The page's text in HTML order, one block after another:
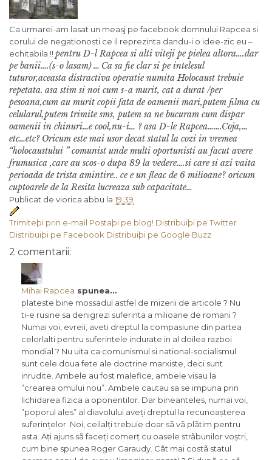
Ca urmarei-am lasat un measj pe facebook domnului Rapcea si
corului de negationosti ce il reprezinta dandu-i o idee-zic eu –
echitabila !! pentru D-l Rapcea si alti viteji pe pielea altora….dar
pe banii….(s-o lasam)… Ca sa fie clar si pe intelesul
tuturor,aceasta distractiva operatie numita Holocaust trebuie
repetata. asa stim si noi cum s-a murit, cat a durat /per
pesoana,cum au murit copii fata de oamenii mari,putem filma cu
celularul,putem trimite sms, putem sa ne bucuram cum dispar
oamenii in chinuri…e cool,nu-i… ?asa D-le Rapcea…….Coja,…
etc…etc? Oricum este mai usor decat statul la cozi in vremea
“holocaustului ” comunist unde multi oportunisti au facut avere
frumusica ,care au scos-o dupa 89 la vedere….si care si azi vaita
perioada de trista amintire.. ce e un fleac de 6 milioane? oricum
cuptoarele de la Resita lucreaza sub capacitate…
Publicat de viorica abbu la 19:39
Trimiteþi prin e-mail Postaþi pe blog! Distribuiþi pe Twitter
Distribuiþi pe Facebook Distribuiþi pe Google Buzz
2 comentarii:
Mihai Rapcea spunea…
plateste bine mossadul astfel de mizerii de articole ? Nu
ti-e rusine sa denigrezi suferinta a milioane de romani ?
Numai voi, evreii, aveti dreptul la compasiune din partea
celorlalti pentru suferintele indurate in al doilea razboi
mondial ? Nu uita ca comunismul si national-socialismul
sunt cele doua fete ale doctrine marxiste, deci sunt
inrudite. Ambele au fost malefice, ambele visau la
”crearea omului nou”. Ambele cautau sa se impuna prin
lichidarea fizica a oponentilor. Dar bineanteles, numai voi,
”poporul ales” al diavolului aveți dreptul la recunoașterea
suferințelor. Noi, ceilalți trebuie doar sã vã plãtim pentru
asta. Ați ajuns sã faceți comerț cu oasele strãbunilor voștri,
cum bine spunea Roger Garaudy. Cât mai costã statul